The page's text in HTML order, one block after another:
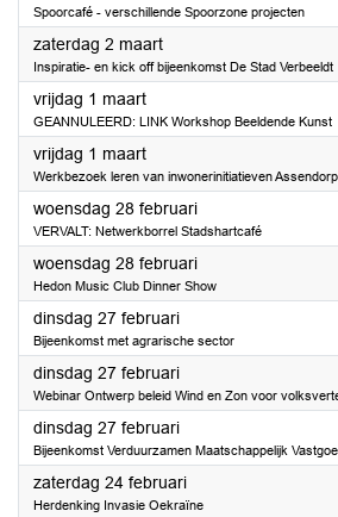
Spoorcafé - verschillende Spoorzone projecten
zaterdag 2 maart2024
Inspiratie- en kick off bijeenkomst De Stad Verbeeldt
vrijdag 1 maart2024
GEANNULEERD: LINK Workshop Beeldende Kunst
vrijdag 1 maart2024
Werkbezoek leren van inwonerinitiatieven
woensdag 28 februari2024
VERVALT: Netwerkborrel Stadshartcafé
woensdag 28 februari2024
Hedon Music Club Dinner Show
dinsdag 27 februari2024
Bijeenkomst met agrarische sector
dinsdag 27 februari2024
Webinar Ontwerp beleid Wind en Zon voor
dinsdag 27 februari2024
Bijeenkomst Verduurzamen Maatschappelijk
zaterdag 24 februari2024
Herdenking Invasie Oekraïne